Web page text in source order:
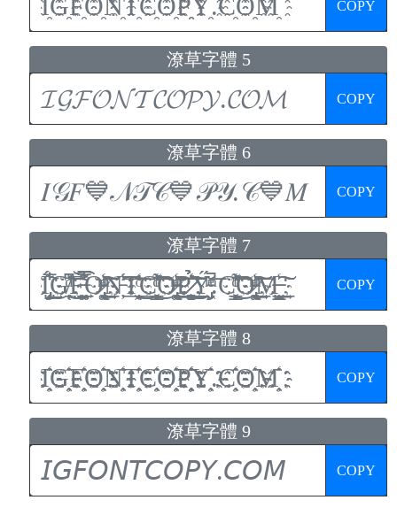
COPY
潦草字體 5
COPY
潦草字體 6
COPY
潦草字體 7
COPY
潦草字體 8
COPY
潦草字體 9
COPY